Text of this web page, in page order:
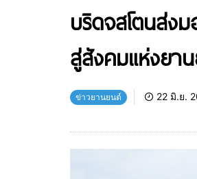
บริดจสโตนส่ง
สู่สังคมแห่งยา
ข่าวยานยนต์ 22 มิ.ย.